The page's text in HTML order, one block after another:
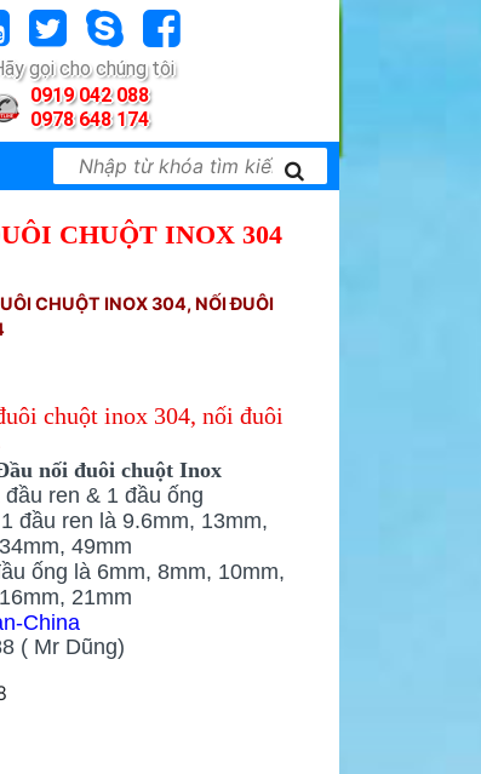
gọi cho chúng tôi
0919 042 088
0978 648 174
CHUỘT INOX 304
CHUỘT INOX 304, NỐI ĐUÔI
chuột inox 304, nối đuôi
nối đuôi chuột Inox
ren & 1 đầu ống
đầu ren là 9.6mm, 13mm,
49mm
là 6mm, 8mm, 10mm,
21mm
China
( Mr Dũng)